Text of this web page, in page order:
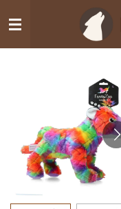
direct
naar